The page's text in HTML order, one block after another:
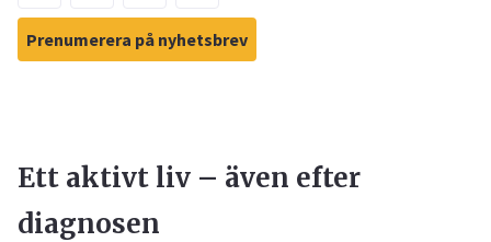
Prenumerera på nyhetsbrev
Ett aktivt liv – även efter
diagnosen